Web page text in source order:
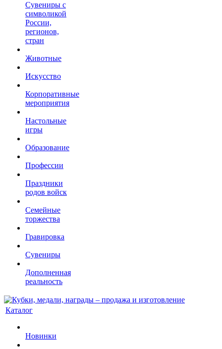
Сувениры с
символикой
России,
регионов,
стран
Животные
Искусство
Корпоративные
мероприятия
Настольные
игры
Образование
Профессии
Праздники
родов войск
Семейные
торжества
Гравировка
Сувениры
Дополненная
реальность
Каталог
Новинки